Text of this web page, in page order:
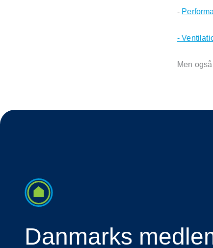
-
-
Men
Danmarks